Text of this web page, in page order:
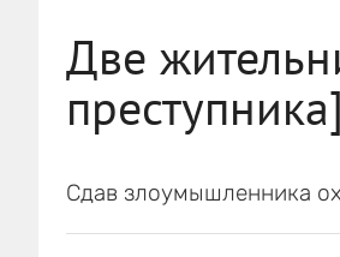
Две
преступника]
Сдав злоумышленника